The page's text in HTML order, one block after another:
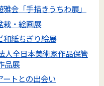
会「手描きうちわ展」
栽・絵画展
和紙ちぎり絵展
人全日本美術家作品保管
品展
ートとの出会い